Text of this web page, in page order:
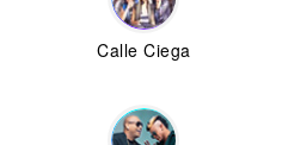
Calle Ciega